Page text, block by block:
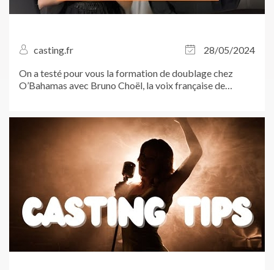
casting.fr
28/05/2024
On a testé pour vous la formation de doublage chez
O’Bahamas avec Bruno Choël, la voix française de
Casting.fr tient a apporter...